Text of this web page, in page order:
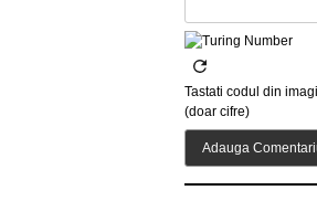
Tastati codul din
(doar cifre)